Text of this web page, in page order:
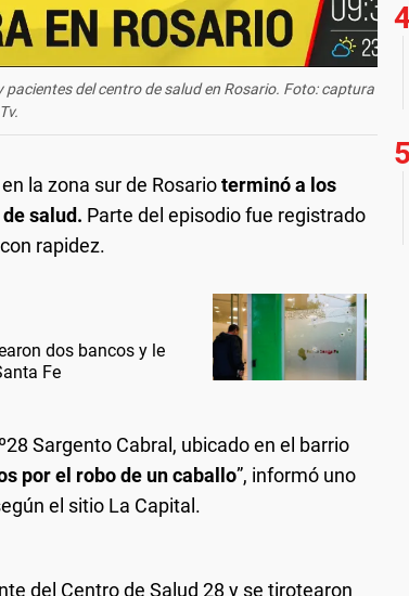
del centro de salud en Rosario. Foto: captura
la zona sur de Rosarioterminó a los
salud. Parte del episodio fue registrado
rapidez.
dos bancos y le
Fe
Sargento Cabral, ubicado en el barrio
por el robo de un caballo”, informó uno
el sitio La Capital.
del Centro de Salud 28 y se tirotearon